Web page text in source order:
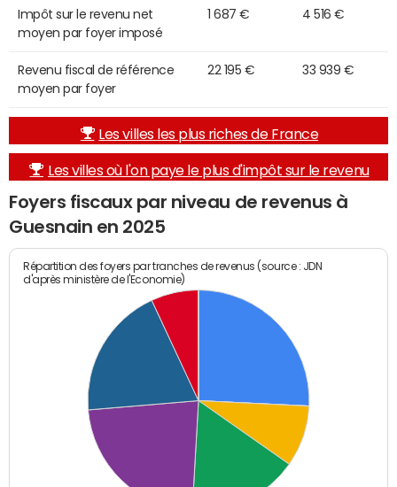
Impôt sur le revenu net
moyen par foyer imposé
1 687 € 4 516 €
Revenu fiscal de référence
moyen par foyer
22 195 € 33 939 €
Les villes les plus riches de France
Les villes où l'on paye le plus d'impôt sur le revenu
Foyers fiscaux par niveau de revenus à
Guesnain en 2025
Répartition des foyers par tranches de revenus (source : JDN
d'après ministère de l'Economie)